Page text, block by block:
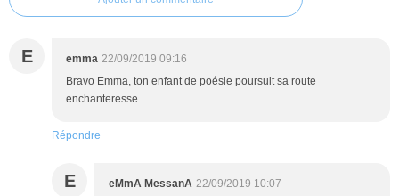
E emma 22/09/2019 09:16
Bravo Emma, ton enfant de poésie poursuit sa route
enchanteresse
Répondre
E eMmA MessanA 22/09/2019 10:07